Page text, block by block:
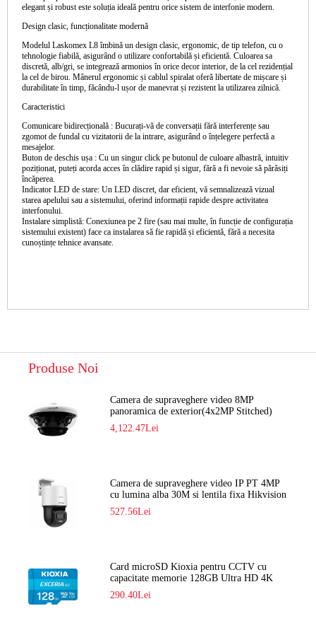
elegant și robust este soluția ideală pentru orice sistem de interfonie modern.
Design clasic, funcționalitate modernă
Modelul Laskomex L8 îmbină un design clasic, ergonomic, de tip telefon, cu o
tehnologie fiabilă, asigurând o utilizare confortabilă și eficientă. Culoarea sa
discretă, alb/gri, se integrează armonios în orice decor interior, de la cel rezidențial
la cel de birou. Mânerul ergonomic și cablul spiralat oferă libertate de mișcare și
durabilitate în timp, făcându-l ușor de manevrat și rezistent la utilizarea zilnică.
Caracteristici
Comunicare bidirecțională : Bucurați-vă de conversații fără interferențe sau
zgomot de fundal cu vizitatorii de la intrare, asigurând o înțelegere perfectă a
mesajelor.
Buton de deschis ușa : Cu un singur click pe butonul de culoare albastră, intuitiv
poziționat, puteți acorda acces în clădire rapid și sigur, fără a fi nevoie să părăsiți
încăperea.
Indicator LED de stare: Un LED discret, dar eficient, vă semnalizează vizual
starea apelului sau a sistemului, oferind informații rapide despre activitatea
interfonului.
Instalare simplistă: Conexiunea pe 2 fire (sau mai multe, în funcție de configurația
sistemului existent) face ca instalarea să fie rapidă și eficientă, fără a necesita
cunoștințe tehnice avansate.
Produse Noi
Camera de supraveghere video 8MP
panoramica de exterior(4x2MP Stitched)
Navaio NGC-7482PR
4,122.47Lei
Camera de supraveghere video IP PT 4MP
cu lumina alba 30M si lentila fixa Hikvision
DS-2DE2C400SCG-E F1
527.56Lei
Card microSD Kioxia pentru CCTV cu
capacitate memorie 128GB Ultra HD 4K
LMEX2L128GG2
290.40Lei